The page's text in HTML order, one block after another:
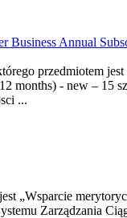
Annual
przedmiotem
months) - new – 15
...
„Wsparcie
Zarządzania